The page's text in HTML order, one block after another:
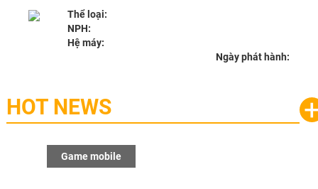
Thể loại:
NPH:
Hệ máy:
Ngày phát hành:
HOT NEWS
Game mobile